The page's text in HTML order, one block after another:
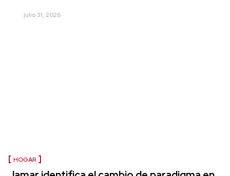
julio 31, 2026
HOGAR